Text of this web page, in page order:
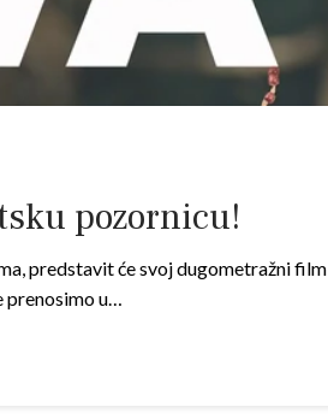
pozornicu!
predstavit će svoj dugometražni film
prenosimo u…